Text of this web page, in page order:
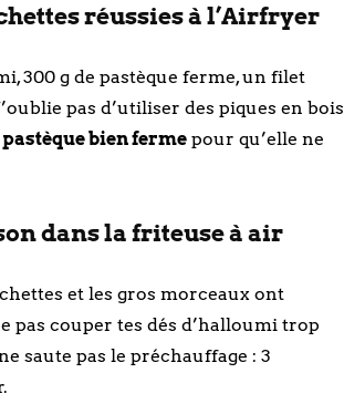
réussies à l’Airfryer
300 g de pastèque ferme, un filet
pas d’utiliser des piques en bois
bien ferme pour qu’elle ne
dans la friteuse à air
et les gros morceaux ont
pas couper tes dés d’halloumi trop
saute pas le préchauffage : 3